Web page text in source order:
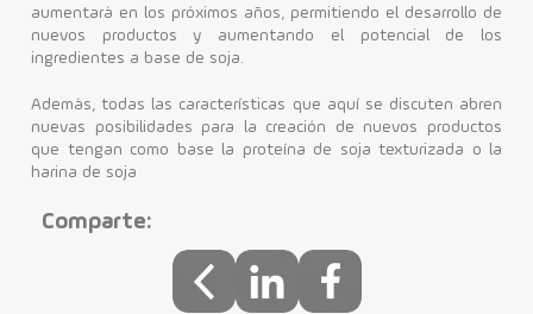
aumentará en los próximos años, permitiendo el desarrollo de
nuevos productos y aumentando el potencial de los
ingredientes a base de soja.
Además, todas las características que aquí se discuten abren
nuevas posibilidades para la creación de nuevos productos
que tengan como base la proteína de soja texturizada o la
harina de soja
Comparte: